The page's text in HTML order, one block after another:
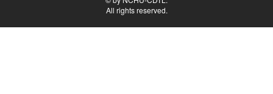
All rights reserved.